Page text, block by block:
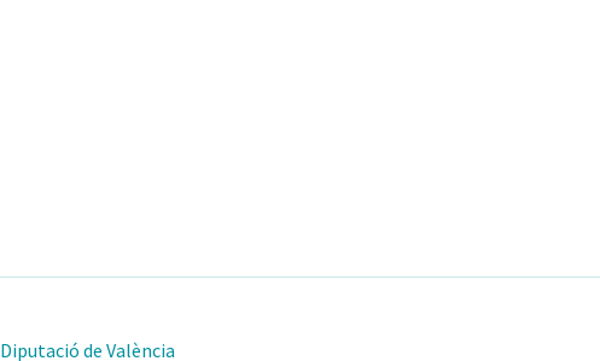
Diputació de València